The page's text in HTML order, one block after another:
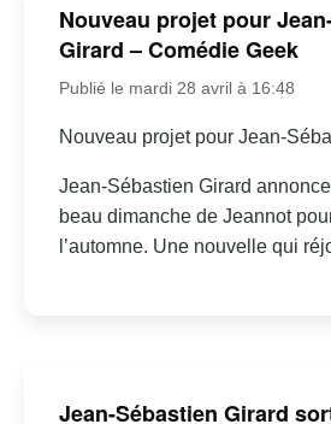
Nouveau projet pour
Girard – Comédie Geek
Publié le mardi 28 avril à 16:48
Nouveau projet pour Jean-
Jean-Sébastien Girard
beau dimanche de Jeannot
l’automne. Une nouvelle qui
Jean-Sébastien Girard